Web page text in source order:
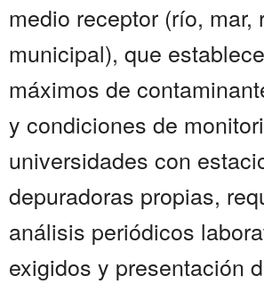
medio receptor (río, mar,
municipal), que
máximos de
y condiciones de
universidades con
depuradoras propias,
análisis periódicos
exigidos y presentación